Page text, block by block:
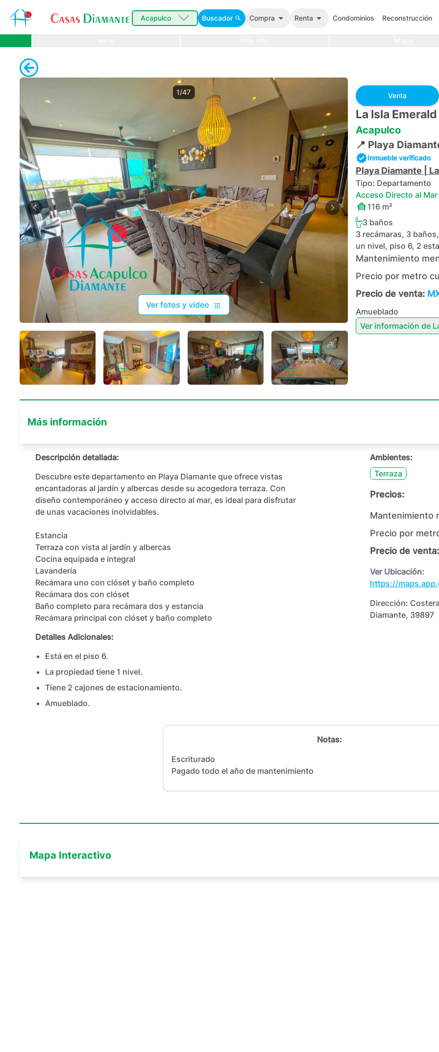
Acapulco Buscador Compra Renta Condominios Reconstrucción
1/47
Ver fotos y video
+43
Venta
La Isla
Acapulco
📍 Playa
Inmueble verificado
Playa Diamante
Tipo: Departamento
Acceso Directo al Mar
116m²
3 baños
3 recámaras, 3
un nivel, piso 6, 2
Mantenimiento
Precio por metro
Precio de venta:
Amueblado
Ver información de
Más información
Descripción detallada:
Descubre este departamento en Playa Diamante que ofrece vistas
encantadoras al jardín y albercas desde su acogedora terraza. Con
diseño contemporáneo y acceso directo al mar, es ideal para disfrutar
de unas vacaciones inolvidables.
Estancia
Terraza con vista al jardín y albercas
Cocina equipada e integral
Lavandería
Recámara uno con clóset y baño completo
Recámara dos con clóset
Baño completo para recámara dos y estancia
Recámara principal con clóset y baño completo
Detalles Adicionales:
Está en el piso 6.
La propiedad tiene 1 nivel.
Tiene 2 cajones de estacionamiento.
Amueblado.
Ambientes:
Terraza
Precios:
Mantenimiento
Precio por
Precio de venta:
Ver Ubicación:
https://
Dirección:
Diamante, 39897
Notas:
Escriturado
Pagado todo el año de mantenimiento
Mapa Interactivo